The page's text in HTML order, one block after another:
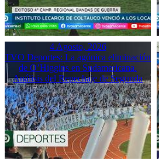
4 Agosto, 2026
TVO Deportes: La agónica eliminación
de O’Higgins en Sudamericana.
Análisis del Repechaje de Segunda